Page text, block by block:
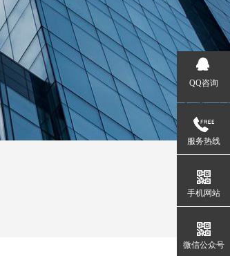
QQ咨询
服务热线
手机网站
微信公众号